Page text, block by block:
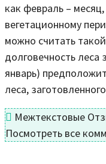
как февраль –
вегетационному
можно считать
долговечность леса
январь)
леса,
Межтекстовые
Посмотреть все